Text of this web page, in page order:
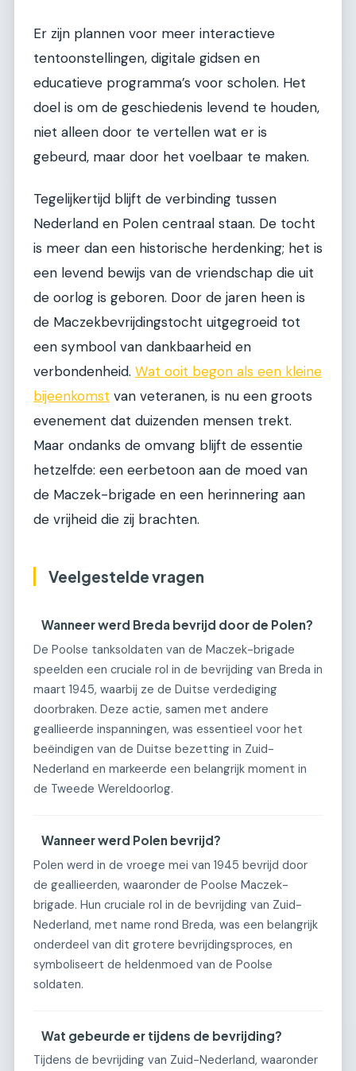
Er zijn plannen voor meer interactieve
tentoonstellingen, digitale gidsen en
educatieve programma’s voor scholen. Het
doel is om de geschiedenis levend te houden,
niet alleen door te vertellen wat er is
gebeurd, maar door het voelbaar te maken.
Tegelijkertijd blijft de verbinding tussen
Nederland en Polen centraal staan. De tocht
is meer dan een historische herdenking; het is
een levend bewijs van de vriendschap die uit
de oorlog is geboren. Door de jaren heen is
de Maczekbevrijdingstocht uitgegroeid tot
een symbool van dankbaarheid en
verbondenheid. Wat ooit begon als een kleine
bijeenkomst van veteranen, is nu een groots
evenement dat duizenden mensen trekt.
Maar ondanks de omvang blijft de essentie
hetzelfde: een eerbetoon aan de moed van
de Maczek-brigade en een herinnering aan
de vrijheid die zij brachten.
Veelgestelde vragen
Wanneer werd Breda bevrijd door de Polen?
De Poolse tanksoldaten van de Maczek-brigade
speelden een cruciale rol in de bevrijding van Breda in
maart 1945, waarbij ze de Duitse verdediging
doorbraken. Deze actie, samen met andere
geallieerde inspanningen, was essentieel voor het
beëindigen van de Duitse bezetting in Zuid-
Nederland en markeerde een belangrijk moment in
de Tweede Wereldoorlog.
Wanneer werd Polen bevrijd?
Polen werd in de vroege mei van 1945 bevrijd door
de geallieerden, waaronder de Poolse Maczek-
brigade. Hun cruciale rol in de bevrijding van Zuid-
Nederland, met name rond Breda, was een belangrijk
onderdeel van dit grotere bevrijdingsproces, en
symboliseert de heldenmoed van de Poolse
soldaten.
Wat gebeurde er tijdens de bevrijding?
Tijdens de bevrijding van Zuid-Nederland, waaronder